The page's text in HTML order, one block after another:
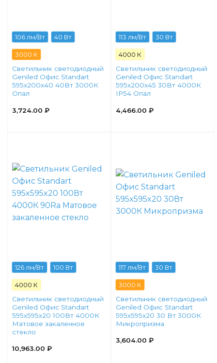
106 лм/Вт 40 Вт
3000 К
Светильник светодиодный
Geniled Офис Standart
595x200x40 40Вт 3000К
Опал
3,724.00 ₽
113 лм/Вт 30 Вт
4000 К
Светильник светодиодный
Geniled Офис Standart
595x200x45 30Вт 4000К
IP54 Опал
4,466.00 ₽
126 лм/Вт 100 Вт
4000 К
Светильник светодиодный
Geniled Офис Standart
595x595x20 100Вт 4000К
Матовое закаленное
стекло
10,963.00 ₽
117 лм/Вт 30 Вт
3000 К
Светильник светодиодный
Geniled Офис Standart
595x595x20 30 Вт 3000К
Микропризма
3,604.00 ₽